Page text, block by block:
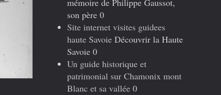
mémoire de Philippe Gaussot,
son père 0
Site internet visites guidees
haute Savoie Découvrir la Haute
Savoie 0
Un guide historique et
patrimonial sur Chamonix mont
Blanc et sa vallée 0